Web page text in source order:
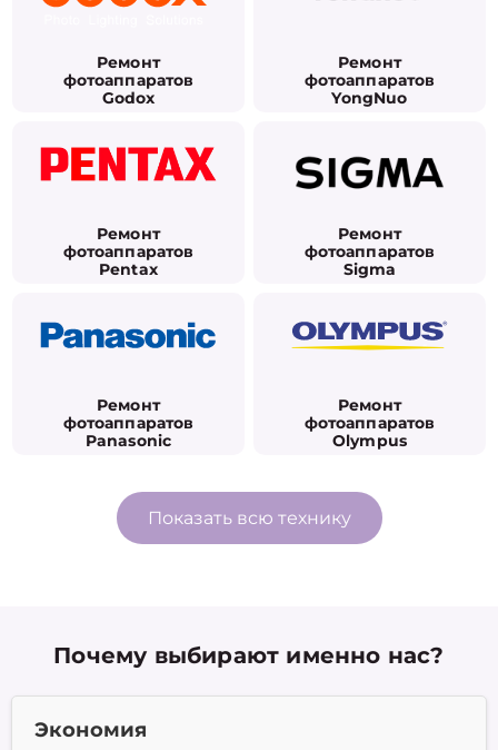
Ремонт
фотоаппаратов
Godox
Ремонт
фотоаппаратов
YongNuo
Ремонт
фотоаппаратов
Pentax
Ремонт
фотоаппаратов
Sigma
Ремонт
фотоаппаратов
Panasonic
Ремонт
фотоаппаратов
Olympus
Показать всю технику
Почему выбирают именно нас?
Экономия